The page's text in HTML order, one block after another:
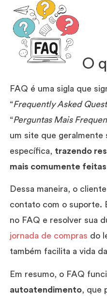
O
FAQ é uma sigla que
“Frequently Asked
“Perguntas Mais
um site que geralmente
específica, trazendo
mais comumente
Dessa maneira, o
contato com o suporte.
no FAQ e resolver sua
jornada de compras do
também facilita a vida
Em resumo, o FAQ
autoatendimento, que